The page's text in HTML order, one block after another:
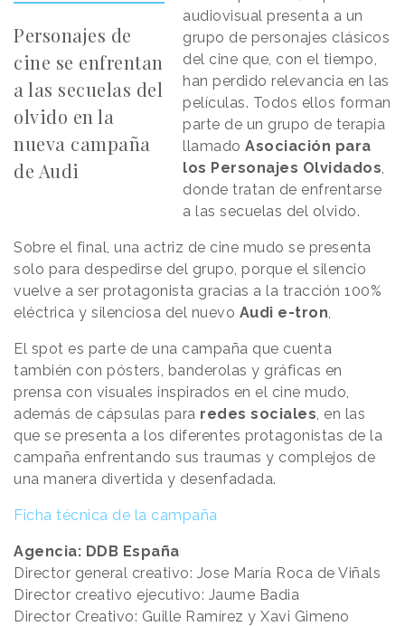
Personajes de
cine se enfrentan
a las secuelas del
olvido en la
nueva campaña
de Audi
audiovisual presenta a un
grupo de personajes clásicos
del cine que, con el tiempo,
han perdido relevancia en las
películas. Todos ellos forman
parte de un grupo de terapia
llamadoAsociación para
los Personajes Olvidados,
donde tratan de enfrentarse
a las secuelas del olvido.
Sobre el final, una actriz de cine mudo se presenta
solo para despedirse del grupo, porque el silencio
vuelve a ser protagonista gracias a la tracción 100%
eléctrica y silenciosa del nuevo Audi e-tron,
El spot es parte de una campaña que cuenta
también con pósters, banderolas y gráficas en
prensa con visuales inspirados en el cine mudo,
además de cápsulas para redes sociales, en las
que se presenta a los diferentes protagonistas de la
campaña enfrentando sus traumas y complejos de
una manera divertida y desenfadada.
Ficha técnica de la campaña
Agencia: DDB España
Director general creativo: Jose María Roca de Viñals
Director creativo ejecutivo: Jaume Badia
Director Creativo: Guille Ramírez y Xavi Gimeno